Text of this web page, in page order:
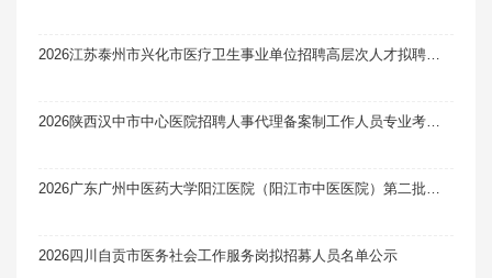
2026四川自贡市医务社会工作服务岗拟招募人员名单公示